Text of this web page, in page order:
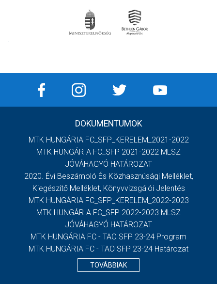
DOKUMENTUMOK
MTK HUNGÁRIA FC_SFP_KERELEM_2021-2022
MTK HUNGÁRIA FC_SFP 2021-2022 MLSZ
JÓVÁHAGYÓ HATÁROZAT
2020. Évi Beszámoló És Közhasznúsági Melléklet,
Kiegészítő Melléklet, Könyvvizsgálói Jelentés
MTK HUNGÁRIA FC_SFP_KERELEM_2022-2023
MTK HUNGÁRIA FC_SFP 2022-2023 MLSZ
JÓVÁHAGYÓ HATÁROZAT
MTK HUNGÁRIA FC - TAO SFP 23-24 Program
MTK HUNGÁRIA FC - TAO SFP 23-24 Határozat
TOVÁBBIAK